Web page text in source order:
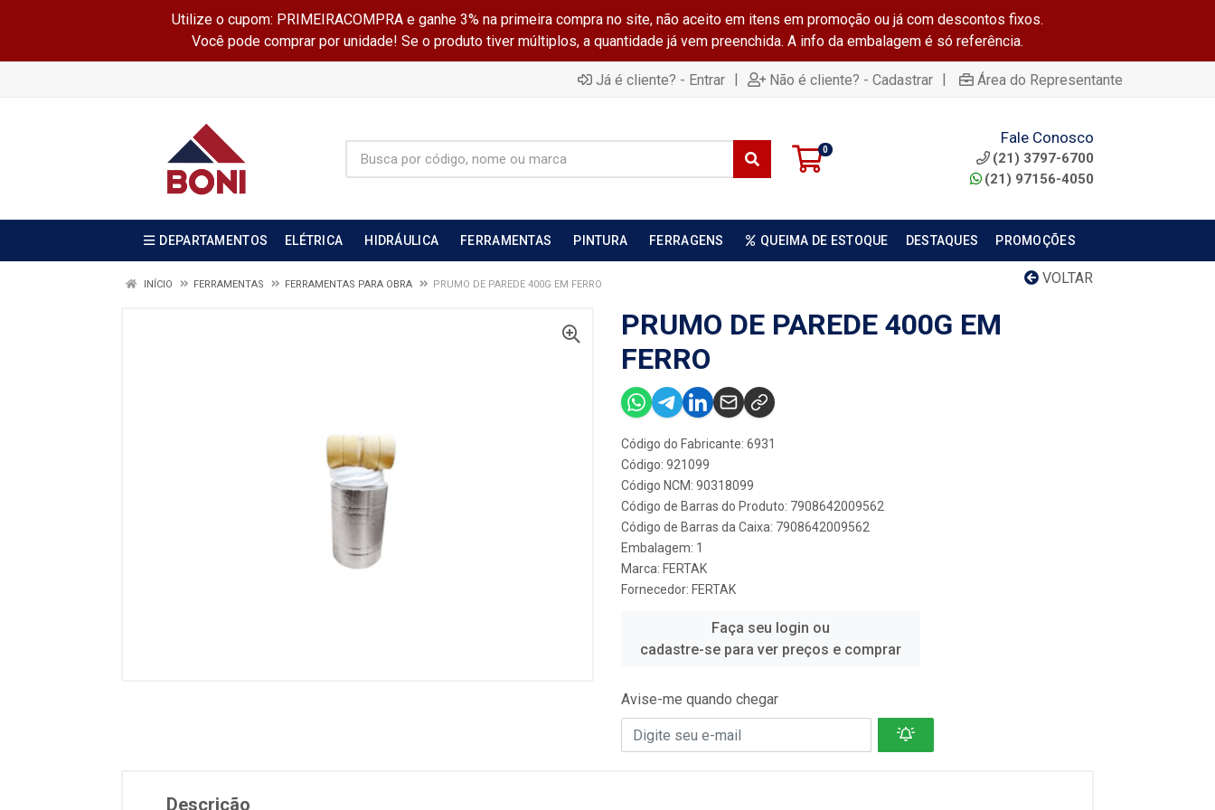
Utilize o cupom: PRIMEIRACOMPRA e ganhe 3% na primeira compra no site, não aceito em itens em promoção ou já com descontos fixos.
Você pode comprar por unidade! Se o produto tiver múltiplos, a quantidade já vem preenchida. A info da embalagem é só referência.
Já é cliente? - Entrar | Não é cliente? - Cadastrar | Área do Representante
0
Fale Conosco
(21) 3797-6700
(21) 97156-4050
DEPARTAMENTOS ELÉTRICA HIDRÁULICA FERRAMENTAS PINTURA FERRAGENS QUEIMA DE ESTOQUE DESTAQUES PROMOÇÕES
VOLTAR
INÍCIO FERRAMENTAS FERRAMENTAS PARA OBRA PRUMO DE PAREDE 400G EM FERRO
PRUMO DE PAREDE 400G EM
FERRO
Código do Fabricante: 6931
Código: 921099
Código NCM: 90318099
Código de Barras do Produto: 7908642009562
Código de Barras da Caixa: 7908642009562
Embalagem: 1
Marca: FERTAK
Fornecedor: FERTAK
Faça seu login ou
cadastre-se para ver preços e comprar
Avise-me quando chegar
Descrição